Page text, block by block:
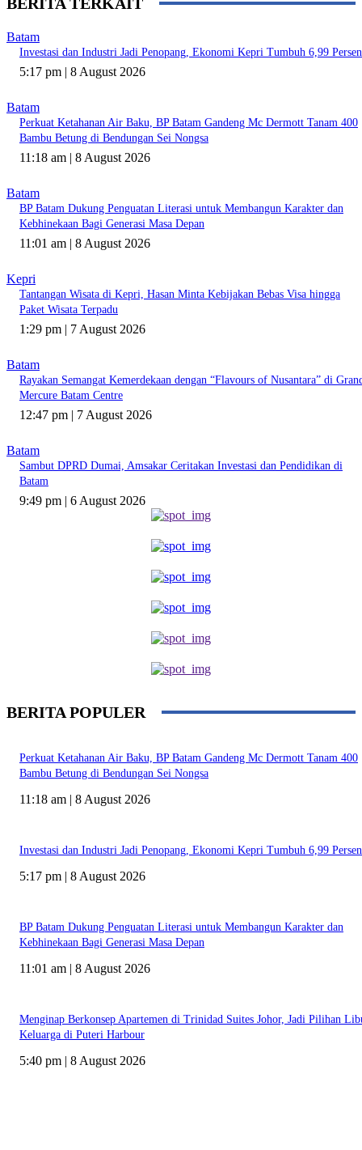
Batam
Investasi dan Industri Jadi Penopang, Ekonomi Kepri Tumbuh 6,99 Persen
5:17 pm | 8 August 2026
Batam
Perkuat Ketahanan Air Baku, BP Batam Gandeng Mc Dermott Tanam 400
Bambu Betung di Bendungan Sei Nongsa
11:18 am | 8 August 2026
Batam
BP Batam Dukung Penguatan Literasi untuk Membangun Karakter dan
Kebhinekaan Bagi Generasi Masa Depan
11:01 am | 8 August 2026
Kepri
Tantangan Wisata di Kepri, Hasan Minta Kebijakan Bebas Visa hingga
Paket Wisata Terpadu
1:29 pm | 7 August 2026
Batam
Rayakan Semangat Kemerdekaan dengan “Flavours of Nusantara” di
Mercure Batam Centre
12:47 pm | 7 August 2026
Batam
Sambut DPRD Dumai, Amsakar Ceritakan Investasi dan Pendidikan di
Batam
9:49 pm | 6 August 2026
BERITA POPULER
Perkuat Ketahanan Air Baku, BP Batam Gandeng Mc Dermott Tanam 400
Bambu Betung di Bendungan Sei Nongsa
11:18 am | 8 August 2026
Investasi dan Industri Jadi Penopang, Ekonomi Kepri Tumbuh 6,99 Persen
5:17 pm | 8 August 2026
BP Batam Dukung Penguatan Literasi untuk Membangun Karakter dan
Kebhinekaan Bagi Generasi Masa Depan
11:01 am | 8 August 2026
Menginap Berkonsep Apartemen di Trinidad Suites Johor, Jadi Pilihan
Keluarga di Puteri Harbour
5:40 pm | 8 August 2026